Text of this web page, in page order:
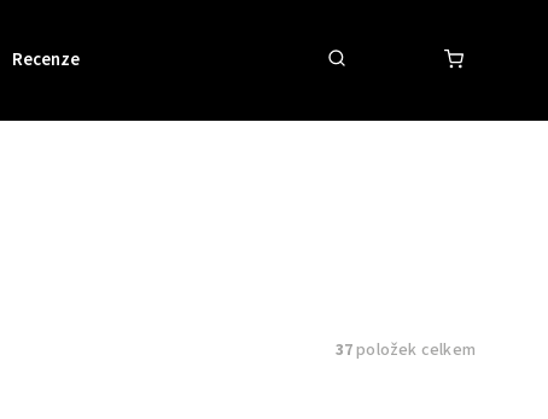
Recenze Kontakty
37položek celkem